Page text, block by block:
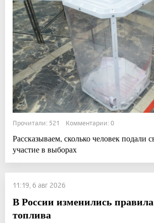
Прочитали: 521 Комментарии: 0
Рассказываем, сколько человек подали
участие в выборах
11:19, 6 авг 2026
В России изменились
топлива